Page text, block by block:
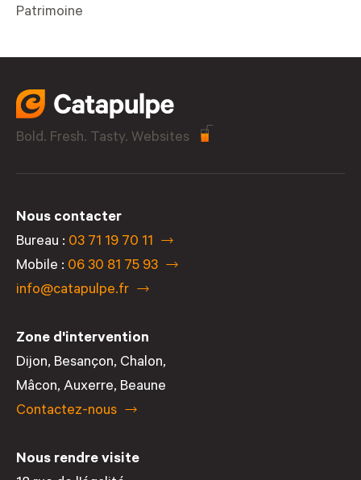
Patrimoine
Bold. Fresh. Tasty. Websites
Nous contacter
Bureau : 03 71 19 70 11
Mobile : 06 30 81 75 93
info@catapulpe.fr
Zone d'intervention
Dijon, Besançon, Chalon,
Mâcon, Auxerre, Beaune
Contactez-nous
Nous rendre visite